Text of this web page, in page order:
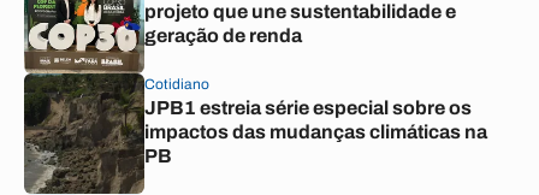
projeto que une sustentabilidade e
geração de renda
Cotidiano
JPB1 estreia série especial sobre os
impactos das mudanças climáticas na
PB